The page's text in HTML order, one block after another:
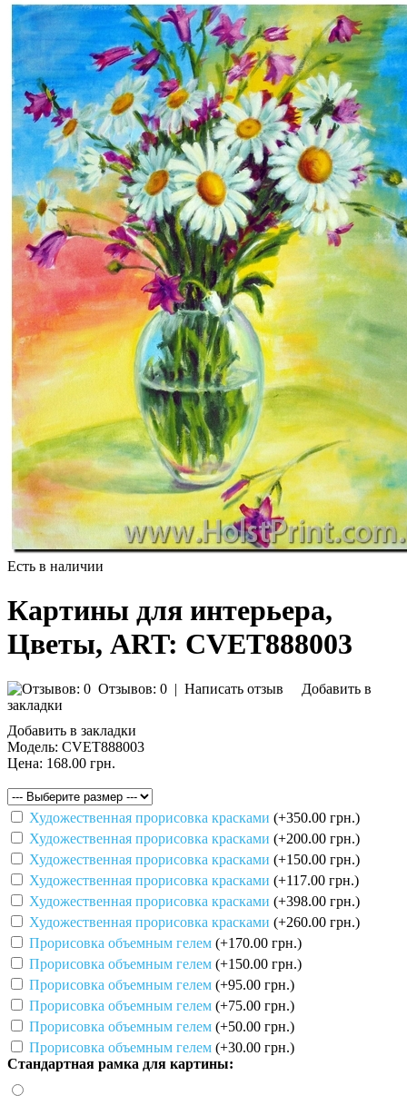
Есть в наличии
Картины для интерьера,
Цветы, ART: CVET888003
Отзывов: 0 | Написать отзыв
Добавить в
закладки
Добавить в закладки
Модель: CVET888003
Цена: 168.00 грн.
Художественная прорисовка красками (+350.00 грн.)
Художественная прорисовка красками (+200.00 грн.)
Художественная прорисовка красками (+150.00 грн.)
Художественная прорисовка красками (+117.00 грн.)
Художественная прорисовка красками (+398.00 грн.)
Художественная прорисовка красками (+260.00 грн.)
Прорисовка объемным гелем (+170.00 грн.)
Прорисовка объемным гелем (+150.00 грн.)
Прорисовка объемным гелем (+95.00 грн.)
Прорисовка объемным гелем (+75.00 грн.)
Прорисовка объемным гелем (+50.00 грн.)
Прорисовка объемным гелем (+30.00 грн.)
Стандартная рамка для картины: